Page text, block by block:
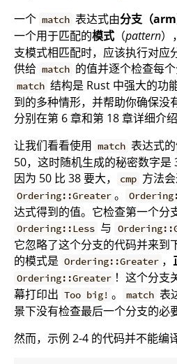
一个 match 表达式由分支（arm
一个用于匹配的模式 （pattern）
支模式相匹配时，应该执行对应
供给 match 的值并逐个检查每
match 结构是 Rust 中强大的功
到的多种情形，并帮助你确保没
分别在第 6 章和第 18 章详细介绍
让我们看看使用 match 表达式
50，这时随机生成的秘密数字是
因为 50 比 38 要大，
cmp 方法
Ordering::Greater 。
达式得到的值。它检查第一个分
Ordering::Less 与
它忽略了这个分支的代码并来到
的模式是 Ordering::Greater ，
Ordering::Greater ！这个分支
幕打印出 Too big! 。 match 表
景下没有检查最后一个分支的必
然而，示例 2-4 的代码并不能编